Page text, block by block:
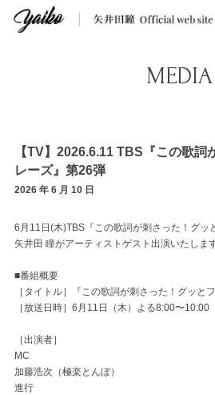
MEDIA
【TV】2026.6.11 TBS『この歌詞
レーズ』第26弾
2026 年 6 月 10 日
6月11日(木)TBS『この歌詞が刺さった！グッ
矢井田 瞳がアーティストゲスト出演いたしま
■番組概要
［タイトル］『この歌詞が刺さった！グッとフ
［放送日時］6月11日（木）よる8:00〜10:00
［出演者］
MC
加藤浩次（極楽とんぼ）
進行